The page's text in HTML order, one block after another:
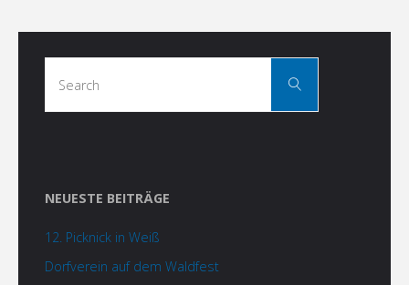
Search
NEUESTE BEITRÄGE
12. Picknick in Weiß
Dorfverein auf dem Waldfest